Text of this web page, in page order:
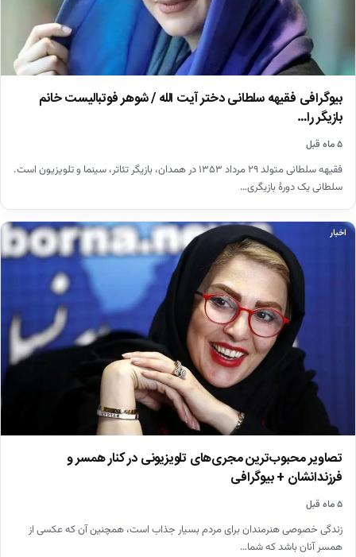
بیوگرافی فقیهه سلطانی دختر آیت الله / شوهر فوتبالیست خانم
بازیگر را…
۵ ماه قبل
فقیهه سلطانی متولد ۲۹ مرداد ۱۳۵۳ در همدان، بازیگر تئاتر، سینما و تلویزیون است.
سلطانی یک دورهٔ بازیگری…
اخبار
تصاویر محبوب‌ترین مجری‌های تلویزیونی در کنار همسر و
فرزندانشان + بیوگرافی
۵ ماه قبل
زندگی خصوصی هنرمندان برای مردم بسیار جذاب است، همچنین آن که عکسی از
همسر آنان باشد که شما…